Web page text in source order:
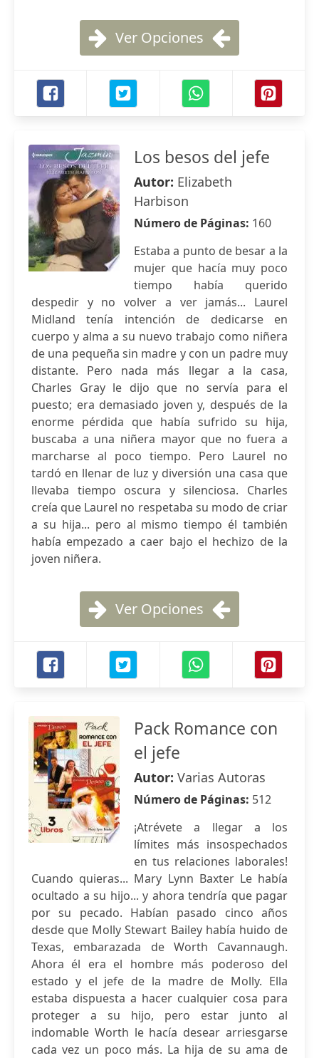
Ver Opciones
Los besos del jefe
Autor: Elizabeth
Harbison
Número de Páginas: 160
Estaba a punto de besar a la
mujer que hacía muy poco
tiempo había querido
despedir y no volver a ver jamás... Laurel
Midland tenía intención de dedicarse en
cuerpo y alma a su nuevo trabajo como niñera
de una pequeña sin madre y con un padre muy
distante. Pero nada más llegar a la casa,
Charles Gray le dijo que no servía para el
puesto; era demasiado joven y, después de la
enorme pérdida que había sufrido su hija,
buscaba a una niñera mayor que no fuera a
marcharse al poco tiempo. Pero Laurel no
tardó en llenar de luz y diversión una casa que
llevaba tiempo oscura y silenciosa. Charles
creía que Laurel no respetaba su modo de criar
a su hija... pero al mismo tiempo él también
había empezado a caer bajo el hechizo de la
joven niñera.
Ver Opciones
Pack Romance con
el jefe
Autor: Varias Autoras
Número de Páginas: 512
¡Atrévete a llegar a los
límites más insospechados
en tus relaciones laborales!
Cuando quieras... Mary Lynn Baxter Le había
ocultado a su hijo... y ahora tendría que pagar
por su pecado. Habían pasado cinco años
desde que Molly Stewart Bailey había huido de
Texas, embarazada de Worth Cavannaugh.
Ahora él era el hombre más poderoso del
estado y el jefe de la madre de Molly. Ella
estaba dispuesta a hacer cualquier cosa para
proteger a su hijo, pero estar junto al
indomable Worth le hacía desear arriesgarse
cada vez un poco más. La hija de su ama de